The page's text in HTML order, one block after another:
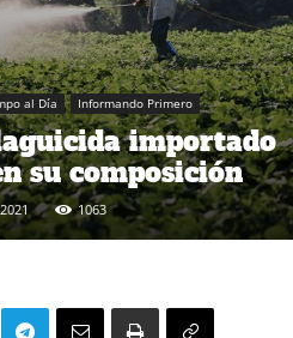
al Día Informando Primero
importado
su composición
1063